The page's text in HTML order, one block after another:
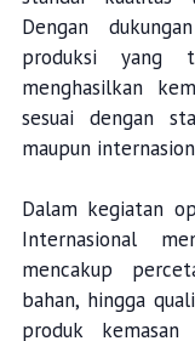
Dengan
produksi yang
menghasilkan
sesuai dengan
maupun
Dalam kegiatan
Internasional
mencakup
bahan, hingga
produk kemasan